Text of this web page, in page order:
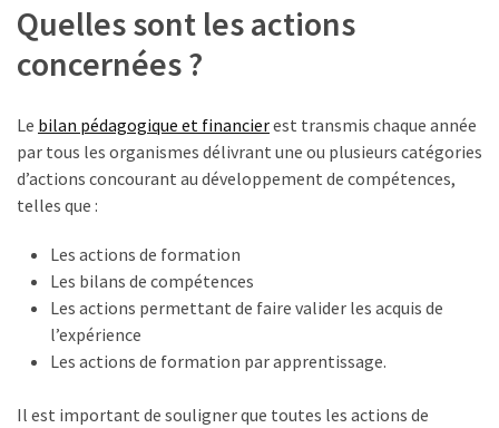
News
Agenda
(159)
Interviews
Rubrique
Quelles sont les actions
concernées ?
Le bilan pédagogique et financierest transmis chaque année
par tous les organismes délivrant une ou plusieurs catégories
d’actions concourant au développement de compétences,
telles que :
Les actions de formation
Les bilans de compétences
Les actions permettant de faire valider les acquis de
l’expérience
Les actions de formation par apprentissage.
Il est important de souligner que toutes les actions de